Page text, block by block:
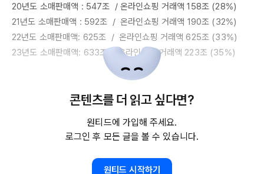
20년도 소매판매액 : 547조
  / 온라인쇼핑 거래액
158조 (28%
21년도 소매판매액 : 592조
  /  온라인쇼핑 거래액
190조 (32%
22년도 소매판매액: 625조
  /  온라인쇼핑 거래액
625조 (33%
23년도 소매판매액: 633조
  / 온라인쇼핑 거래액
223조 (35%)
12월 분은 추정치로 통계청 기반
자료 기준입니다. 해당 데이타 기준으로 24년도 추정해 보면
645조 / 온라인쇼핑 거래액
예상됩니다.  온라인 쇼핑 거래액의 경우 해가 갈수록 성장율이
콘텐츠를 더 읽고 싶다면?
원티드에 가입해 주세요.
로그인 후 모든 글을 볼 수 있습니다.
원티드 시작하기